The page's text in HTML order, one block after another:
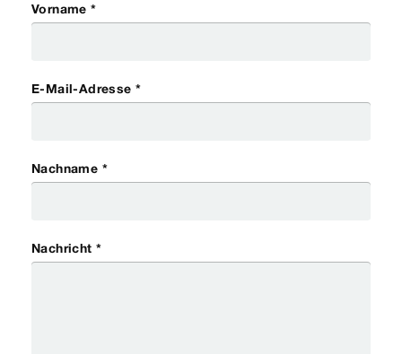
Vorname *
E-Mail-Adresse *
Nachname *
Nachricht *